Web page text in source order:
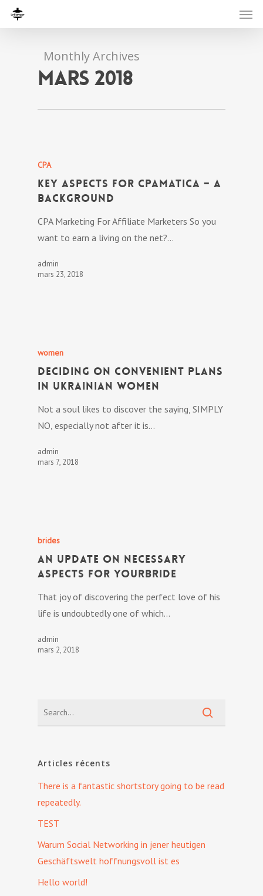
Monthly Archives
mars 2018
CPA
Key Aspects For CPAmatica – A
Background
CPA Marketing For Affiliate Marketers So you
want to earn a living on the net?…
admin
mars 23, 2018
women
Deciding On Convenient Plans
In Ukrainian Women
Not a soul likes to discover the saying, SIMPLY
NO, especially not after it is…
admin
mars 7, 2018
brides
An Update On Necessary
Aspects For YourBride
That joy of discovering the perfect love of his
life is undoubtedly one of which…
admin
mars 2, 2018
Articles récents
There is a fantastic shortstory going to be read
repeatedly.
TEST
Warum Social Networking in jener heutigen
Geschäftswelt hoffnungsvoll ist es
Hello world!